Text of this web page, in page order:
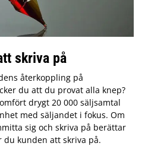
skriva på
återkoppling på
du att du provat alla knep?
drygt 20 000 säljsamtal
med säljandet i fokus. Om
sig och skriva på berättar
du kunden att skriva på.